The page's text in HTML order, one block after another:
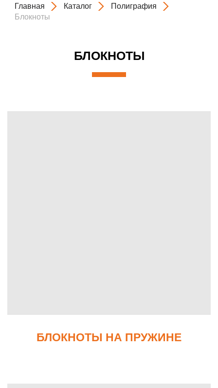
Главная Каталог
Полиграфия
Блокноты
БЛОКНОТЫ
БЛОКНОТЫ НА ПРУЖИНЕ